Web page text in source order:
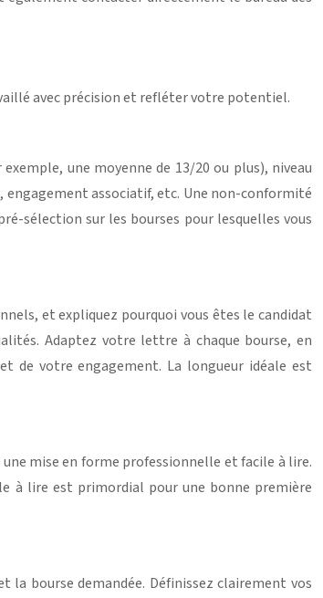
avec précision et refléter votre potentiel.
une moyenne de 13/20 ou plus), niveau
engagement associatif, etc. Une non-conformité
sélection sur les bourses pour lesquelles vous
et expliquez pourquoi vous êtes le candidat
Adaptez votre lettre à chaque bourse, en
de votre engagement. La longueur idéale est
mise en forme professionnelle et facile à lire.
à lire est primordial pour une bonne première
bourse demandée. Définissez clairement vos